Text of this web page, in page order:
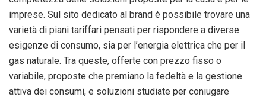
imprese. Sul sito dedicato al brand è possibile trovare una
varietà di piani tariffari pensati per rispondere a diverse
esigenze di consumo, sia per l’energia elettrica che per il
gas naturale. Tra queste, offerte con prezzo fisso o
variabile, proposte che premiano la fedeltà e la gestione
attiva dei consumi, e soluzioni studiate per coniugare